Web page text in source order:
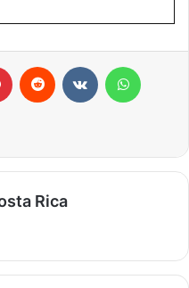
Pinterest Reddit
Rica